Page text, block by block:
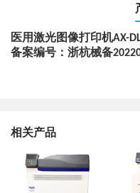
医用激光图像打印机AX-
备案编号：浙杭械备
相关产品